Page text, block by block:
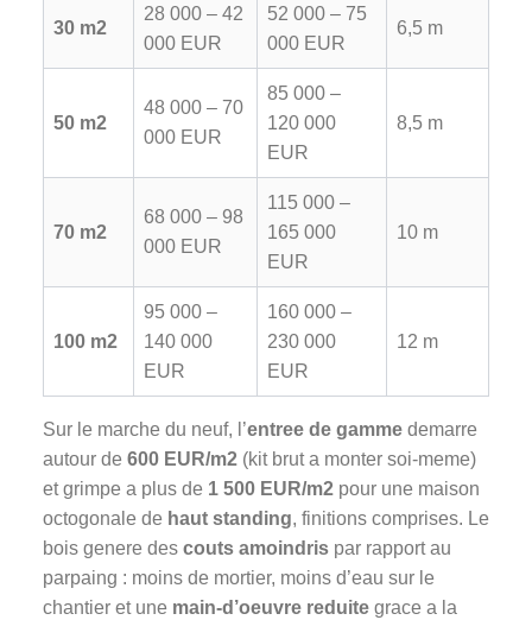
30 m2
28 000 – 42
000 EUR
52 000 – 75
000 EUR
6,5 m
50 m2
48 000 – 70
000 EUR
85 000 –
120 000
EUR
8,5 m
70 m2
68 000 – 98
000 EUR
115 000 –
165 000
EUR
10 m
100 m2
95 000 –
140 000
EUR
160 000 –
230 000
EUR
12 m
Sur le marche du neuf, l’entree de gamme demarre
autour de 600 EUR/m2 (kit brut a monter soi-meme)
et grimpe a plus de 1 500 EUR/m2 pour une maison
octogonale de haut standing, finitions comprises. Le
bois genere des couts amoindris par rapport au
parpaing : moins de mortier, moins d’eau sur le
chantier et une main-d’oeuvre reduite grace a la